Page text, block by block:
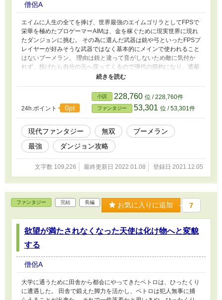
僧侶A
エイムに人生の全てを捧げ、世界最強のエイムゴリラとしてFPSで
栄華を極めたプロゲーマーAIMは、金を稼ぐために現実世界に現れ
たダンジョンに挑む。 その為に選んだ武器は銃や弓といったFPSプ
レイヤーが好みそうな武器ではなく基本的にメインで使われること
はないブーメラン。 理由は銃と違って音がしないため敵に気付か
れず、投げたら自分の元へ戻ってくるので弾代の節約になり、遮蔽
物に隠れた敵も曲射で命中させられる最強の武器だから。 そんな
結論の元ブーメランを選んだわけだが、当然こんな武器は遠くの敵
を狙撃するのには一切適していない。 また、この世界に存在する
命中というステータスは一般的には全く効果の無いステータスだと
言われているため、命中率を簡単に上げる方法は存在しない。 そ
れでもAIMは１㎞先、２㎞先の標的の弱点部位へ確実に命中させ、
一撃で倒していく。 それはスキルのお陰でも、偶然手に入れたチ
ート能力のお陰でもない。 ただ純粋に彼がエイムゴリラだからで
ある。 完結まで毎日１９時に投稿予定です。
24h.ポイント 0pt
小説 228,760 位 / 228,760件
ファンタジー 53,301 位 / 53,301件
現代ファンタジー 無双
ブーメラン
最強
ダンジョン攻略
文字数 109,226 最終更新日 2022.01.08 登録日 2021.12.05
ファンタジー 完結 長編 お気に入りに追加 7
欲望が満たされなくなった天使は化け物へと変貌
する
僧侶A
大学に通うために田舎から都会にやってきたペトロは、ひったくり
に遭遇した。 田舎で鍛えた脚力を活かし、ペトロは犯人無事に捕